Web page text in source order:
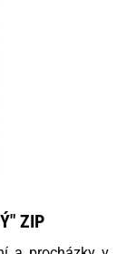
ZIP